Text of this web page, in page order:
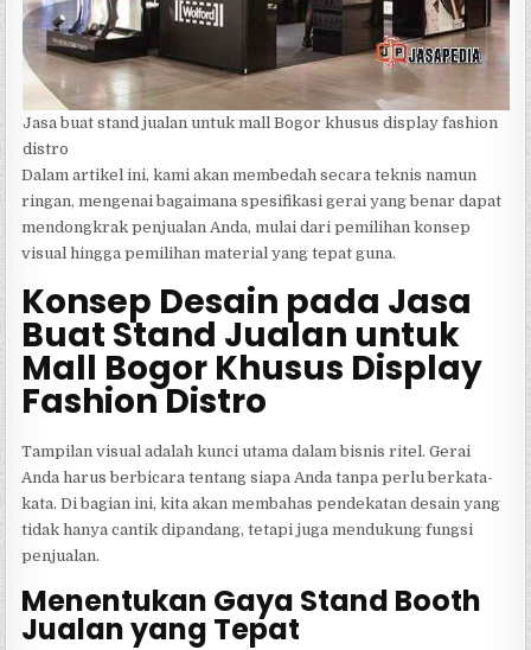
Jasa buat stand jualan untuk mall Bogor khusus display fashion
distro
Dalam artikel ini, kami akan membedah secara teknis namun
ringan, mengenai bagaimana spesifikasi gerai yang benar dapat
mendongkrak penjualan Anda, mulai dari pemilihan konsep
visual hingga pemilihan material yang tepat guna.
Konsep Desain pada Jasa
Buat Stand Jualan untuk
Mall Bogor Khusus Display
Fashion Distro
Tampilan visual adalah kunci utama dalam bisnis ritel. Gerai
Anda harus berbicara tentang siapa Anda tanpa perlu berkata-
kata. Di bagian ini, kita akan membahas pendekatan desain yang
tidak hanya cantik dipandang, tetapi juga mendukung fungsi
penjualan.
Menentukan Gaya Stand Booth
Jualan yang Tepat